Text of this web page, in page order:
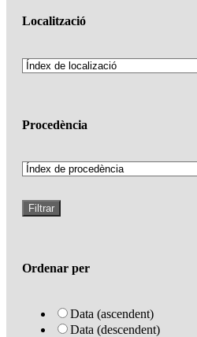
Localització
Procedència
Filtrar
Ordenar per
Data (ascendent)
Data (descendent)